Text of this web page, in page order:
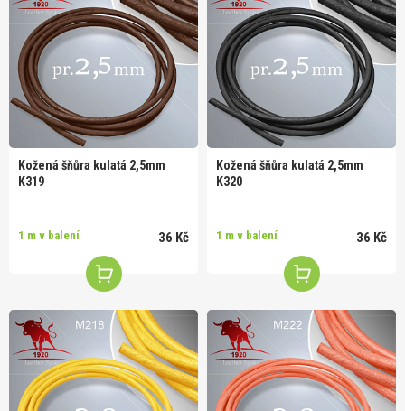
Kožená šňůra kulatá 2,5mm
K319
1 m v balení 36 Kč
Kožená šňůra kulatá 2,5mm
K320
1 m v balení 36 Kč